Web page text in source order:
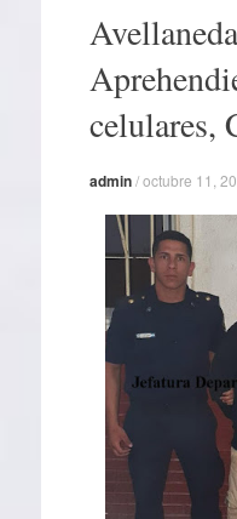
contenido
celulares,
admin/octubre 11,